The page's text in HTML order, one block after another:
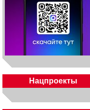
Нацпроекты